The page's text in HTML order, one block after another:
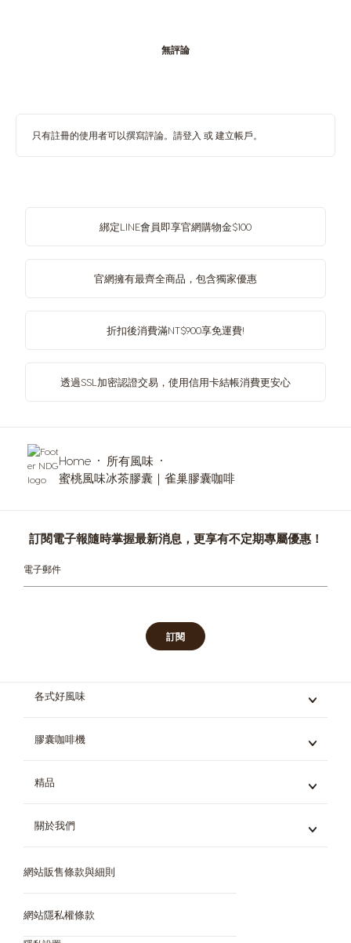
無評論
只有註冊的使用者可以撰寫評論。請登入 或 建立帳戶 。
綁定LINE會員即享官網購物金$100
官網擁有最齊全商品，包含獨家優惠
折扣後消費滿NT$900享免運費!
透過SSL加密認證交易，使用信用卡結帳消費更安心
訂閱電子報隨時掌握最新消息，更享有不定期專屬優惠！
電子郵件
訂閱
Home
所有風味
蜜桃風味冰茶膠囊｜雀巢膠囊咖啡
各式好風味
黑咖啡
茶飲
冰飲
所有風味
膠囊咖啡機
Genio S
精品
所有精品
關於我們
咖啡世界
問與答
網站販售條款與細則
網站隱私權條款